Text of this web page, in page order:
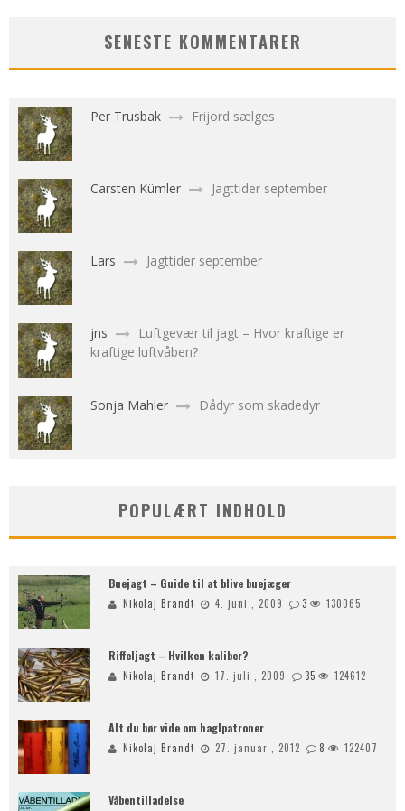
SENESTE KOMMENTARER
Per Trusbak Frijord sælges
Carsten Kümler Jagttider september
Lars Jagttider september
jns
Luftgevær til jagt – Hvor kraftige er
kraftige luftvåben?
Sonja Mahler Dådyr som skadedyr
POPULÆRT INDHOLD
Buejagt – Guide til at blive buejæger
Nikolaj Brandt 4. juni , 2009 3 130065
Riffeljagt – Hvilken kaliber?
Nikolaj Brandt 17. juli , 2009 35 124612
Alt du bør vide om haglpatroner
Nikolaj Brandt 27. januar , 2012 8 122407
Våbentilladelse